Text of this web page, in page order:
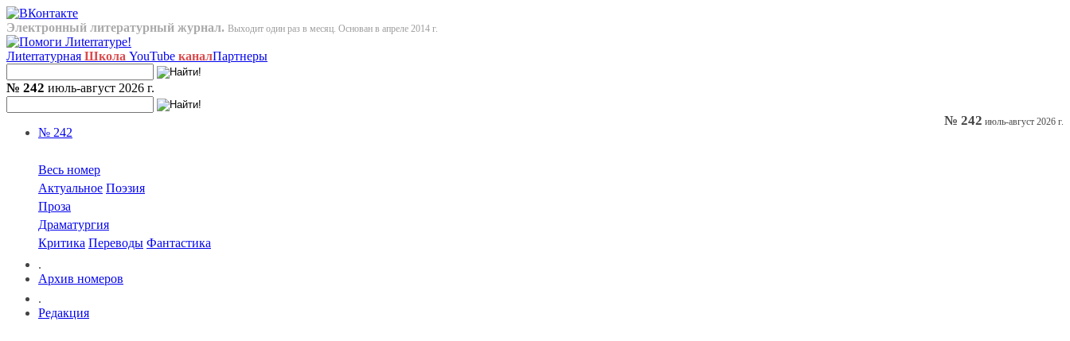
Электронный литературный журнал. Выходит один раз в месяц. Основан в апреле 2014 г.
Лиterraтурная Школа YouTube каналПартнеры
№ 242 июль-август 2026 г.
№ 242
Весь номер
Актуальное Поэзия
Проза
Драматургия
Критика Переводы Фантастика
.
Архив номеров
.
Редакция
№ 242 июль-август 2026 г.